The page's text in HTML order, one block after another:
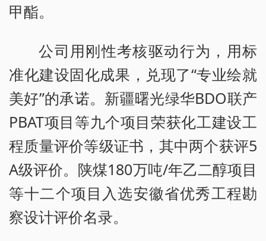
甲酯。
公司用刚性考核驱动行为，用标
准化建设固化成果，兑现了“专业绘就
美好”的承诺。新疆曙光绿华BDO联产
PBAT项目等九个项目荣获化工建设工
程质量评价等级证书，其中两个获评5
A级评价。陕煤180万吨/年乙二醇项目
等十二个项目入选安徽省优秀工程勘
察设计评价名录。